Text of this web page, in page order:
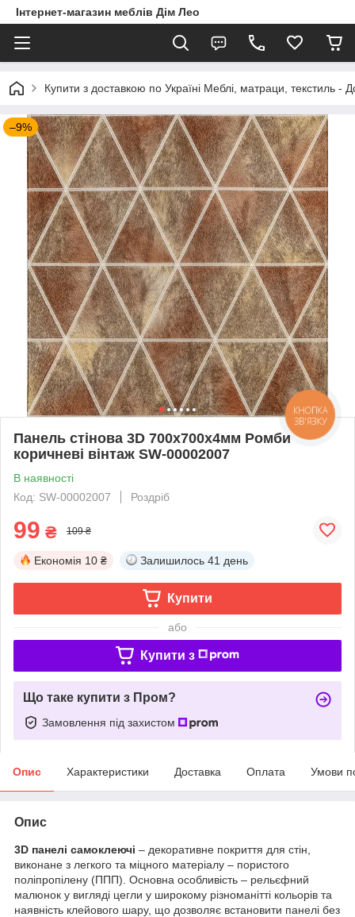
Інтернет-магазин меблів Дім Лео
Купити з доставкою по Україні Меблі, матраци, текстиль -
–9%
Панель стінова 3D 700х700х4мм Ромби
коричневі вінтаж SW-00002007
В наявності
Код: SW-00002007
Роздріб
99 ₴ 109 ₴
Економія 10 ₴ Залишилось 41 день
Купити
або
Купити з
Що таке купити з Пром?
Замовлення під захистом
Опис Характеристики Доставка Оплата Умови
Опис
3D панелі самоклеючі – декоративне покриття для стін,
виконане з легкого та міцного матеріалу – пористого
поліпропілену (ППП). Основна особливість – рельєфний
малюнок у вигляді цегли у широкому різноманітті кольорів та
наявність клейового шару, що дозволяє встановити панелі без
КНОПКА
ЗВ'ЯЗКУ